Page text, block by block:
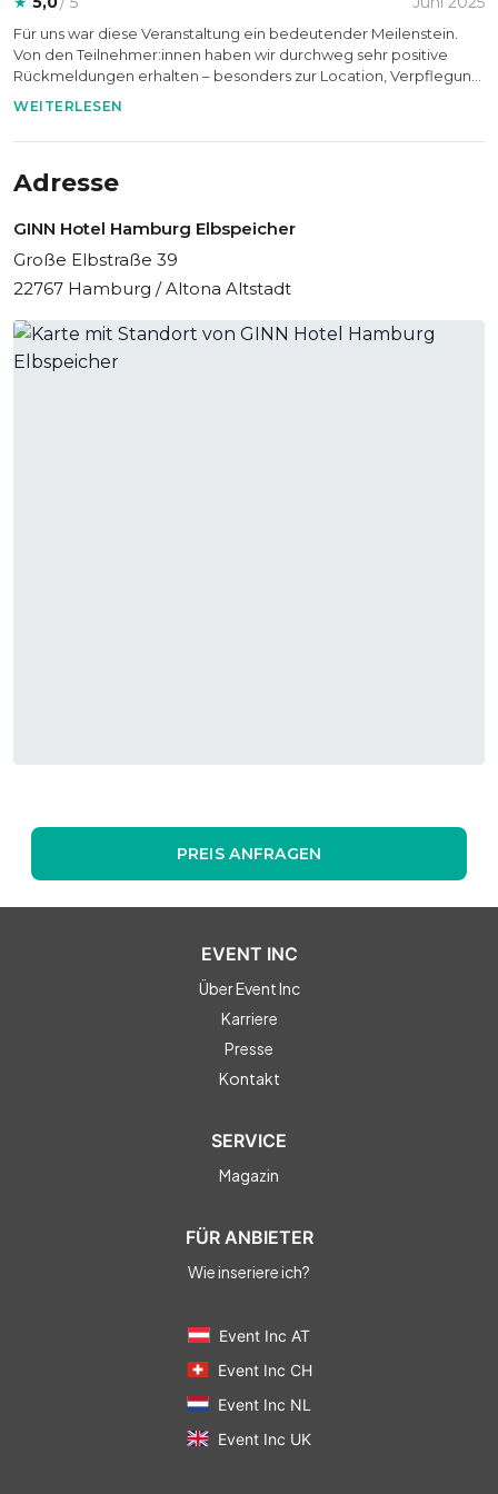
Für uns war diese Veranstaltung ein bedeutender Meilenstein.
Von den Teilnehmer:innen haben wir durchweg sehr positive
Rückmeldungen erhalten – besonders zur Location, Verpflegung,
Atmosphäre und dem Service. Diese Aspekte sind neben dem
Einziger Kritikpunkt: Die Qualität der Soundtechnik wurde
künftige Events.
WEITERLESEN
Adresse
GINN Hotel Hamburg Elbspeicher
Große Elbstraße 39
22767 Hamburg / Altona Altstadt
PREIS ANFRAGEN
EVENT INC
Über Event Inc
Karriere
Presse
Kontakt
SERVICE
Magazin
FÜR ANBIETER
Wie inseriere ich?
Event Inc AT
Event Inc CH
Event Inc NL
Event Inc UK